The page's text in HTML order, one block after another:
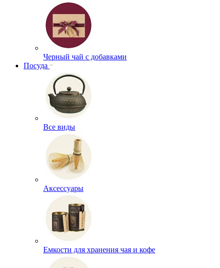
Черный чай с добавками
Посуда
Все виды
Аксессуары
Емкости для хранения чая и кофе